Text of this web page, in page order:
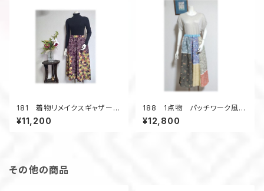
181 着物リメイクスギャザーフ
レアカート（ワインマルチ／青海
波）
¥11,200
188 1点物 パッチワーク風ス
カート 見本反着物地 6枚接
ぎ 春色 フレアスカート
¥12,800
その他の商品